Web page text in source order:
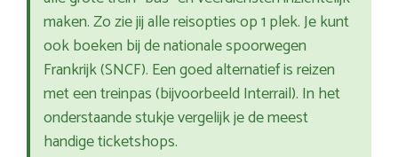
maken. Zo zie jij alle reisopties op 1 plek. Je kunt
ook boeken bij de nationale spoorwegen
Frankrijk (SNCF). Een goed alternatief is reizen
met een treinpas (bijvoorbeeld Interrail). In het
onderstaande stukje vergelijk je de meest
handige ticketshops.